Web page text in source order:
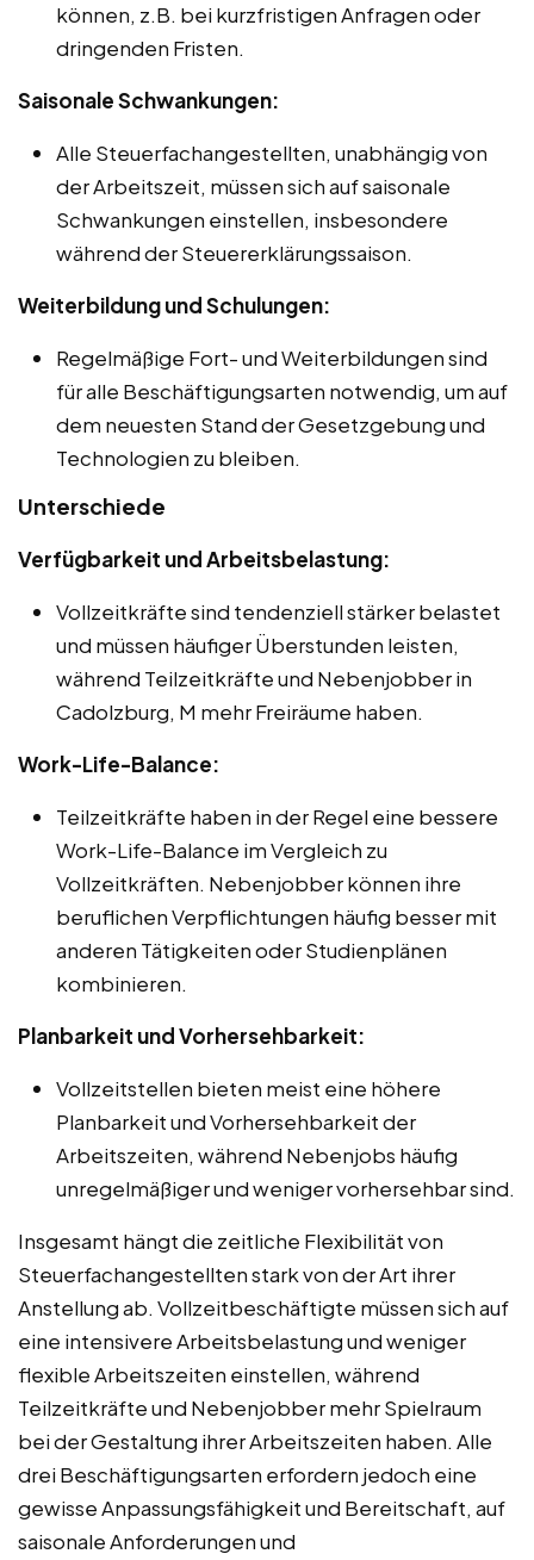
können, z.B. bei kurzfristigen Anfragen oder
dringenden Fristen.
Saisonale Schwankungen:
Alle Steuerfachangestellten, unabhängig von
der Arbeitszeit, müssen sich auf saisonale
Schwankungen einstellen, insbesondere
während der Steuererklärungssaison.
Weiterbildung und Schulungen:
Regelmäßige Fort- und Weiterbildungen sind
für alle Beschäftigungsarten notwendig, um auf
dem neuesten Stand der Gesetzgebung und
Technologien zu bleiben.
Unterschiede
Verfügbarkeit und Arbeitsbelastung:
Vollzeitkräfte sind tendenziell stärker belastet
und müssen häufiger Überstunden leisten,
während Teilzeitkräfte und Nebenjobber in
Cadolzburg, M mehr Freiräume haben.
Work-Life-Balance:
Teilzeitkräfte haben in der Regel eine bessere
Work-Life-Balance im Vergleich zu
Vollzeitkräften. Nebenjobber können ihre
beruflichen Verpflichtungen häufig besser mit
anderen Tätigkeiten oder Studienplänen
kombinieren.
Planbarkeit und Vorhersehbarkeit:
Vollzeitstellen bieten meist eine höhere
Planbarkeit und Vorhersehbarkeit der
Arbeitszeiten, während Nebenjobs häufig
unregelmäßiger und weniger vorhersehbar sind.
Insgesamt hängt die zeitliche Flexibilität von
Steuerfachangestellten stark von der Art ihrer
Anstellung ab. Vollzeitbeschäftigte müssen sich auf
eine intensivere Arbeitsbelastung und weniger
flexible Arbeitszeiten einstellen, während
Teilzeitkräfte und Nebenjobber mehr Spielraum
bei der Gestaltung ihrer Arbeitszeiten haben. Alle
drei Beschäftigungsarten erfordern jedoch eine
gewisse Anpassungsfähigkeit und Bereitschaft, auf
saisonale Anforderungen und